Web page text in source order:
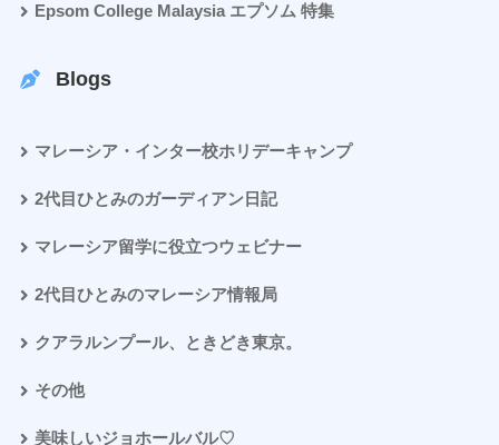
Epsom College Malaysia エプソム 特集
Blogs
マレーシア・インター校ホリデーキャンプ
2代目ひとみのガーディアン日記
マレーシア留学に役立つウェビナー
2代目ひとみのマレーシア情報局
クアラルンプール、ときどき東京。
その他
美味しいジョホールバル♡